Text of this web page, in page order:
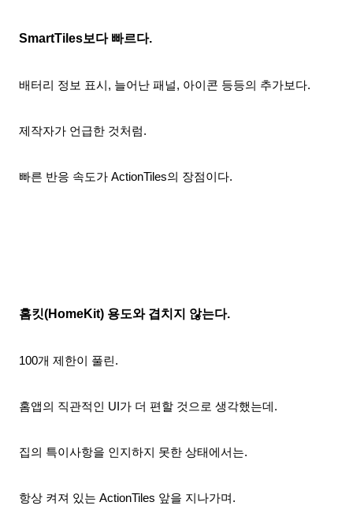
SmartTiles보다 빠르다.
배터리 정보 표시, 늘어난 패널, 아이콘 등등의 추가보다.
제작자가 언급한 것처럼.
빠른 반응 속도가 ActionTiles의 장점이다.
홈킷(HomeKit) 용도와겹치지 않는다.
100개 제한이 풀린.
홈앱의 직관적인 UI가 더 편할 것으로 생각했는데.
집의 특이사항을 인지하지 못한 상태에서는.
항상 켜져 있는 ActionTiles 앞을 지나가며.